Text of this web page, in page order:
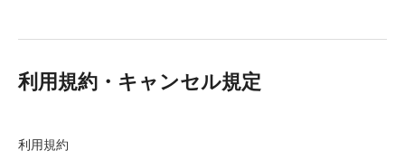
利用規約・キャンセル規定
利用規約